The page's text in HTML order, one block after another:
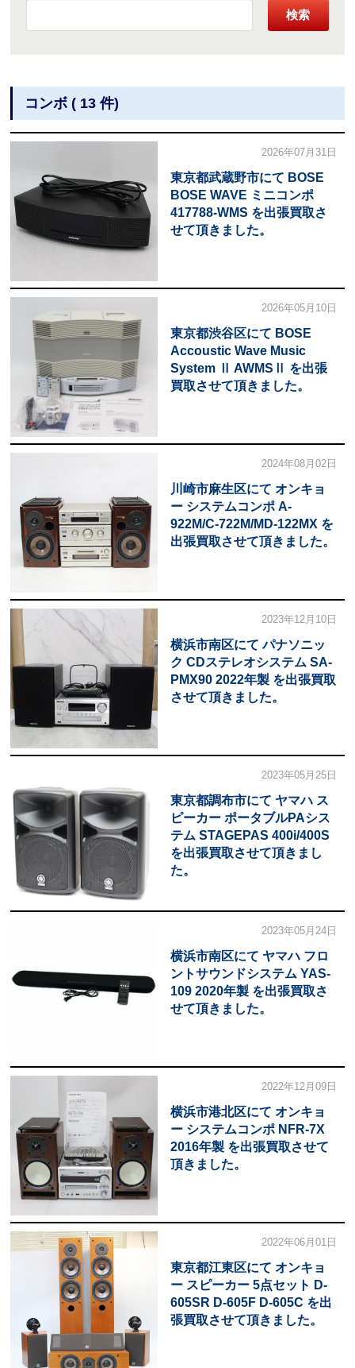
検索
コンボ ( 13 件)
2026年07月31日
東京都武蔵野市にて BOSE
BOSE WAVE ミニコンポ
417788-WMS を出張買取さ
せて頂きました。
2026年05月10日
東京都渋谷区にて BOSE
Accoustic Wave Music
System Ⅱ AWMSⅡ を出張
買取させて頂きました。
2024年08月02日
川崎市麻生区にて オンキョ
ー システムコンポ A-
922M/C-722M/MD-122MX を
出張買取させて頂きました。
2023年12月10日
横浜市南区にて パナソニッ
ク CDステレオシステム SA-
PMX90 2022年製 を出張買取
させて頂きました。
2023年05月25日
東京都調布市にて ヤマハ ス
ピーカー ポータブルPAシス
テム STAGEPAS 400i/400S
を出張買取させて頂きまし
た。
2023年05月24日
横浜市南区にて ヤマハ フロ
ントサウンドシステム YAS-
109 2020年製 を出張買取さ
せて頂きました。
2022年12月09日
横浜市港北区にて オンキョ
ー システムコンポ NFR-7X
2016年製 を出張買取させて
頂きました。
2022年06月01日
東京都江東区にて オンキョ
ー スピーカー 5点セット D-
605SR D-605F D-605C を出
張買取させて頂きました。